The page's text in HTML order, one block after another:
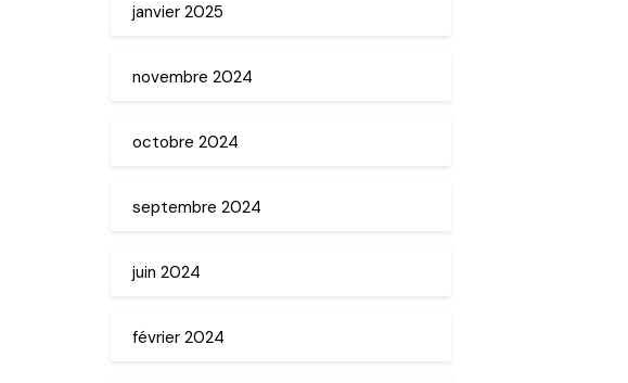
janvier 2025
novembre 2024
octobre 2024
septembre 2024
juin 2024
février 2024